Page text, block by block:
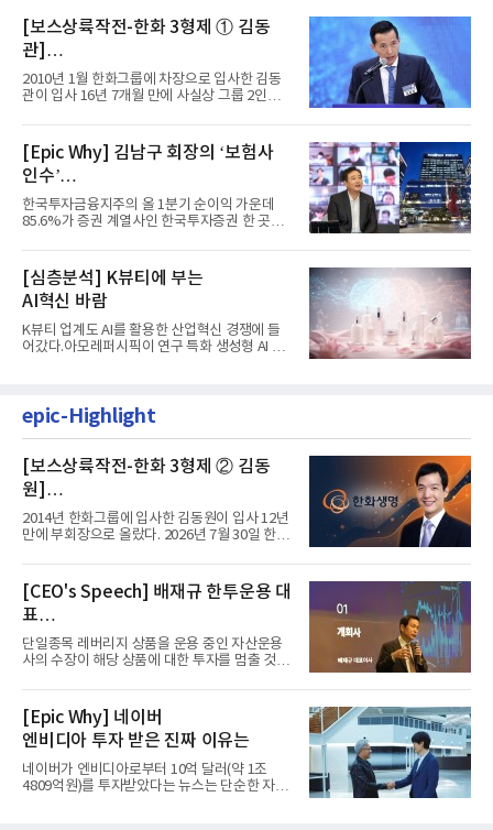
[보스상륙작전-한화 3형제 ① 김동
관]
입사 16년 만에 수석부회장 … 경영승
계 ‘초읽기’
2010년 1월 한화그룹에 차장으로 입사한 김동
관이 입사 16년 7개월 만에 사실상 그룹 2인자
[Epic Why] 김남구 회장의 ‘보험사
인수’
발걸음이 신중해진 배경은?
한국투자금융지주의 올 1분기 순이익 가운데
85.6%가 증권 계열사인 한국투자증권 한 곳에
[심층분석] K뷰티에 부는
AI혁신 바람
K뷰티 업계도 AI를 활용한 산업혁신 경쟁에 들
어갔다.아모레퍼시픽이 연구 특화 생성형 AI 플
epic-Highlight
[보스상륙작전-한화 3형제 ② 김동
원]
입사 12년 만에 금융계열 수장 등극
2014년 한화그룹에 입사한 김동원이 입사 12년
만에 부회장으로 올랐다. 2026년 7월 30일 한화
[CEO's Speech] 배재규 한투운용 대
표
“개별종목 레버리지 투자 지금이라도
멈춰라”
단일종목 레버리지 상품을 운용 중인 자산운용
사의 수장이 해당 상품에 대한 투자를 멈출 것을
[Epic Why] 네이버
엔비디아 투자 받은 진짜 이유는
네이버가 엔비디아로부터 10억 달러(약 1조
4809억원)를 투자받았다는 뉴스는 단순한 자금